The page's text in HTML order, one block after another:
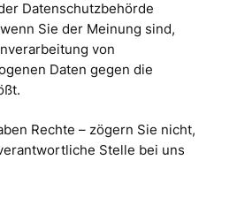
Datenschutzbehörde
Sie der Meinung sind,
von
Daten gegen die
Rechte – zögern Sie nicht,
Stelle bei uns